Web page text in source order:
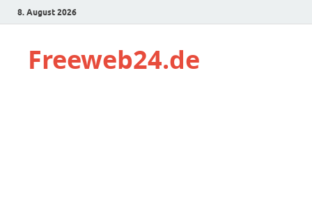
8. August 2026
Freeweb24.de